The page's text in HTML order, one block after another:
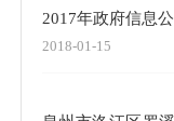
2017年政府信息
2018-01-15